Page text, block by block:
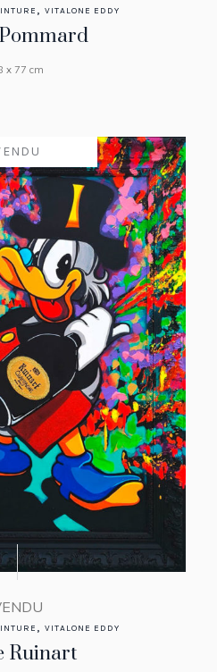
, VITALONE EDDY
x 77 cm
, VITALONE EDDY
Ruinart